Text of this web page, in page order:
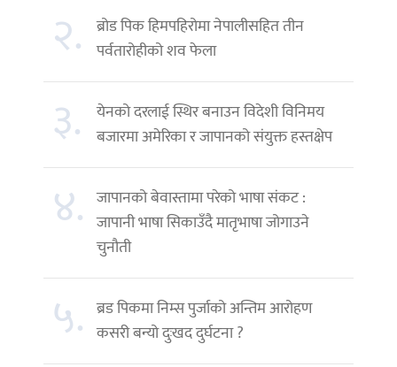
२. ब्रोड पिक हिमपहिरोमा नेपालीसहित तीन
पर्वतारोहीको शव फेला
३.
येनको दरलाई स्थिर बनाउन विदेशी विनिमय
बजारमा अमेरिका र जापानको संयुक्त हस्तक्षेप
४. जापानको बेवास्तामा परेको भाषा संकट :
जापानी भाषा सिकाउँदै मातृभाषा जोगाउने
चुनौती
५. ब्रड पिकमा निम्स पुर्जाको अन्तिम आरोहण
कसरी बन्यो दुःखद दुर्घटना ?